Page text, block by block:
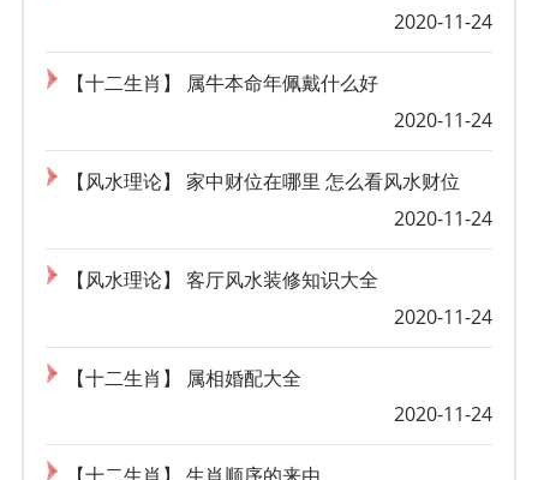
2020-11-24
【十二生肖】 属牛本命年佩戴什么好
2020-11-24
【风水理论】 家中财位在哪里 怎么看风水财位
2020-11-24
【风水理论】 客厅风水装修知识大全
2020-11-24
【十二生肖】 属相婚配大全
2020-11-24